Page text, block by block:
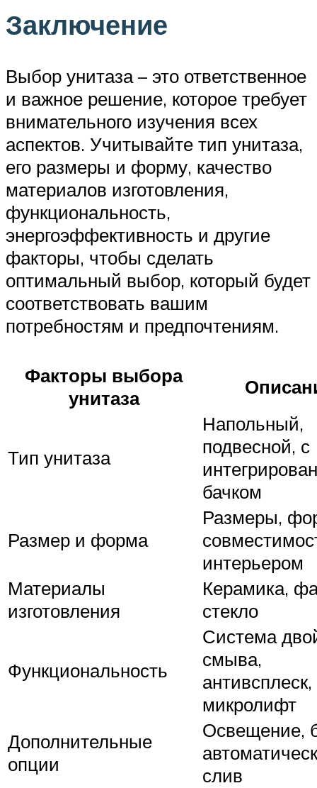
Заключение
Выбор унитаза – это ответственное
и важное решение, которое требует
внимательного изучения всех
аспектов. Учитывайте тип унитаза,
его размеры и форму, качество
материалов изготовления,
функциональность,
энергоэффективность и другие
факторы, чтобы сделать
оптимальный выбор, который будет
соответствовать вашим
потребностям и предпочтениям.
Факторы выбора
унитаза
Тип унитаза
Напольный,
подвесной, с
бачком
Размер и форма
Размеры,
интерьером
Материалы
изготовления
Керамика,
стекло
Функциональность
Система
смыва,
антивсплеск,
микролифт
Дополнительные
опции
Освещение,
слив